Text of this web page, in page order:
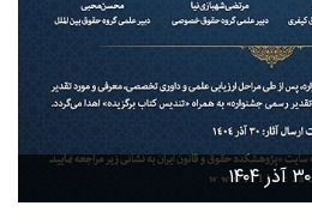
۳۰ آذر ۱۴۰۴